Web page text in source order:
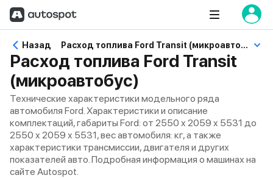
Назад Расход топлива Ford Transit (микроавтобус)
Расход топлива Ford Transit
(микроавтобус)
Технические характеристики модельного ряда
автомобиля Ford. Характеристики и описание
комплектаций, габариты Ford: от 2550 x 2059 x 5531 до
2550 x 2059 x 5531, вес автомобиля: кг, а также
характеристики трансмиссии, двигателя и других
показателей авто. Подробная информация о машинах на
сайте Autospot.